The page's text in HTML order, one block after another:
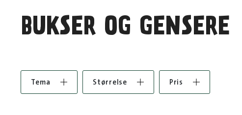
BUKSER OG GENSERE
Tema Størrelse Pris